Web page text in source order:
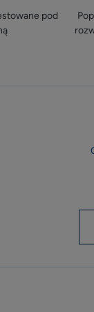
pod